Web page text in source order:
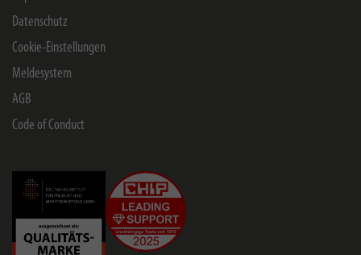
Datenschutz
Cookie-Einstellungen
Meldesystem
AGB
Code of Conduct